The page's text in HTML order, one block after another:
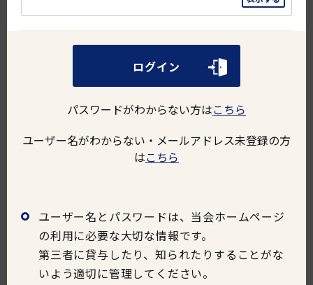
ログイン
パスワードがわからない方はこちら
ユーザー名がわからない・メールアドレス未登録の方
はこちら
ユーザー名とパスワードは、当会ホームページ
の利用に必要な大切な情報です。
第三者に貸与したり、知られたりすることがな
いよう適切に管理してください。
ログイン
パスワードがわからない方は こちら